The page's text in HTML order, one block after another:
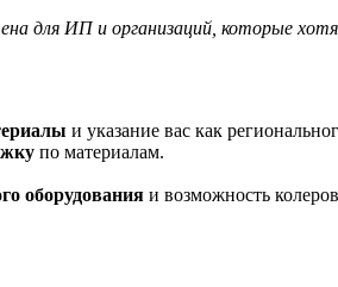
для ИП и организаций, которые
и указание вас как
по материалам.
оборудования и возможность